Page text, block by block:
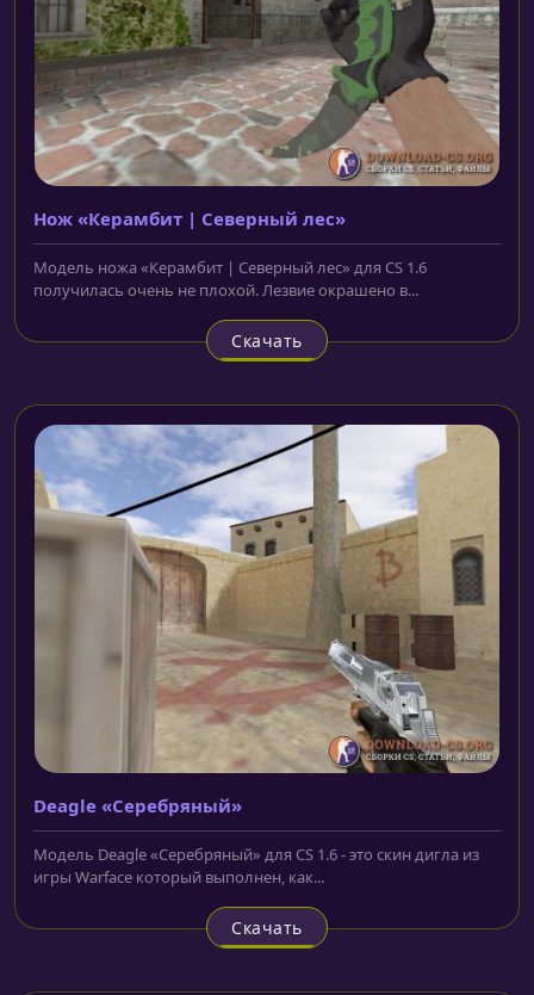
Нож «Керамбит | Северный лес»
Модель ножа «Керамбит | Северный лес» для CS 1.6
получилась очень не плохой. Лезвие окрашено в...
Скачать
Deagle «Серебряный»
Модель Deagle «Серебряный» для CS 1.6 - это скин дигла из
игры Warface который выполнен, как...
Скачать